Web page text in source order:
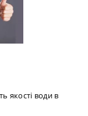
якості води в